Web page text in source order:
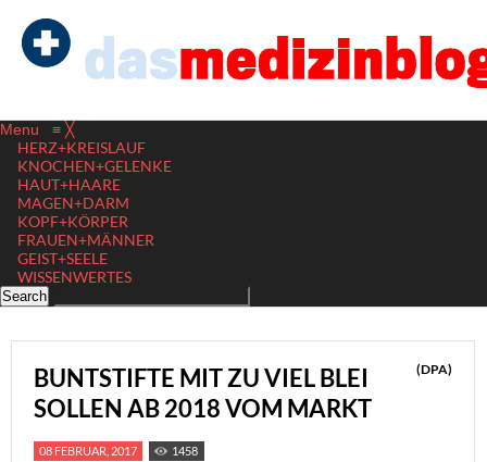
Menu ≡ ╳
HERZ+KREISLAUF
KNOCHEN+GELENKE
HAUT+HAARE
MAGEN+DARM
KOPF+KÖRPER
FRAUEN+MÄNNER
GEIST+SEELE
WISSENWERTES
BUNTSTIFTE MIT ZU VIEL BLEI
SOLLEN AB 2018 VOM MARKT
(DPA)
08 FEBRUAR, 2017 1458